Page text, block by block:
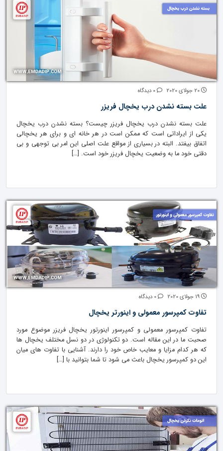
علت بسته نشدن درب یخچال فریزر
علت بسته نشدن درب یخچال فریزر چیست؟ بسته نشدن درب یخچال
یکی از ایراداتی است که ممکن است در هر خانه ای و برای هر یخچالی
اتفاق بیفتد. البته در بسیاری از مواقع علت اصلی این امر بی توجهی و بی
دقتی خود ما به وضعیت یخچال فریزر خود است. […]
تفاوت کمپرسور معمولی و اینورتر یخچال
تفاوت کمپرسور معمولی و کمپرسور اینورتور یخچال فریزر موضوع مورد
صحبت ما در این مقاله است. دو تکنولوژی در دو نسل مختلف یخچال ها
که هر کدام مزایا و معایب خاص خود را دارند. آشنایی با تفاوت های میان
این دو کمپرسور یخچال باعث می شود تا شما بتوانید با […]